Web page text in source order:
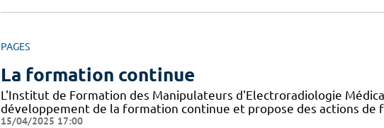
PAGES
La formation continue
L'Institut de Formation des Manipulateurs d'Electroradiologie
développement de la formation continue et propose des actions
15/04/2025 17:00